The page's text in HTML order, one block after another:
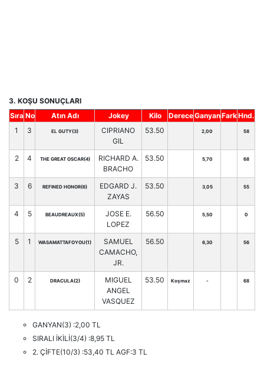
3. KOŞU SONUÇLARI
Sıra No Atın Adı Jokey Kilo DereceGanyanFarkHnd.
1
3 EL GUTY(3)
CIPRIANO
GIL
53.50 2,00 58
2 4 THE GREAT OSCAR(4)
RICHARD A.
BRACHO
53.50 5,70 68
3 6 REFINED HONOR(6)
EDGARD J.
ZAYAS
53.50 3,05 55
4 5 BEAUDREAUX(5)
JOSE E.
LOPEZ
56.50 5,50 0
5 1 WASAMATTAFOYOU(1)
SAMUEL
CAMACHO,
JR.
56.50 6,30 56
0 2 DRACULA(2)
MIGUEL
ANGEL
VASQUEZ
53.50 Koşmaz - 68
GANYAN(3) :2,00 TL
SIRALI İKİLİ(3/4) :8,95 TL
2. ÇİFTE(10/3) :53,40 TL AGF:3 TL